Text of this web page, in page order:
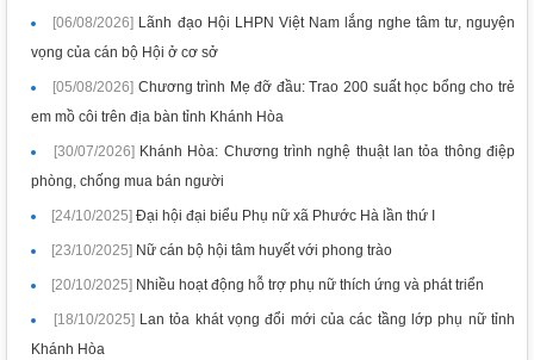
[06/08/2026] Lãnh đạo Hội LHPN Việt Nam lắng nghe tâm tư, nguyện
vọng của cán bộ Hội ở cơ sở
[05/08/2026] Chương trình Mẹ đỡ đầu: Trao 200 suất học bổng cho trẻ
em mồ côi trên địa bàn tỉnh Khánh Hòa
[30/07/2026] Khánh Hòa: Chương trình nghệ thuật lan tỏa thông điệp
phòng, chống mua bán người
[24/10/2025]Đại hội đại biểu Phụ nữ xã Phước Hà lần thứ I
[23/10/2025] Nữ cán bộ hội tâm huyết với phong trào
[20/10/2025] Nhiều hoạt động hỗ trợ phụ nữ thích ứng và phát triển
[18/10/2025] Lan tỏa khát vọng đổi mới của các tầng lớp phụ nữ tỉnh
Khánh Hòa